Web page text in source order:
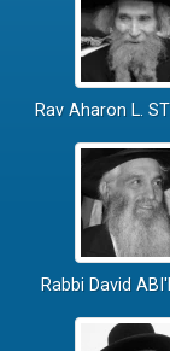
Rav Aharon L.
Rabbi David